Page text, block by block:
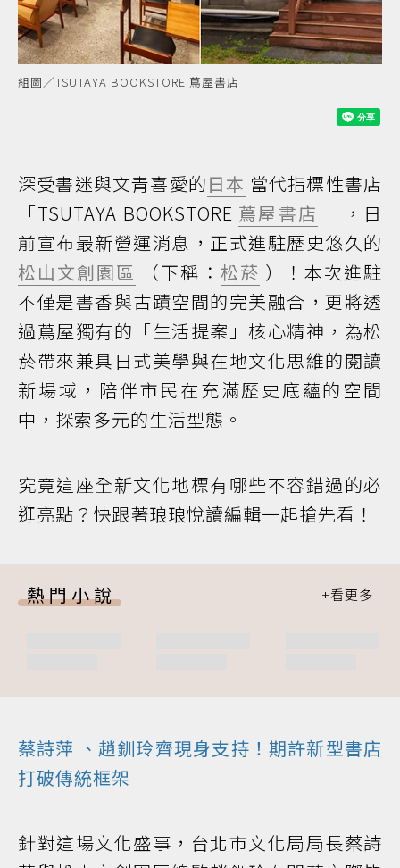
組圖／TSUTAYA BOOKSTORE 蔦屋書店
深受書迷與文青喜愛的日本 當代指標性書店
「TSUTAYA BOOKSTORE 蔦屋書店 」，日
前宣布最新營運消息，正式進駐歷史悠久的
松山文創園區
（下稱： 松菸 ）！本次進駐
不僅是書香與古蹟空間的完美融合，更將透
過蔦屋獨有的「生活提案」核心精神，為松
菸帶來兼具日式美學與在地文化思維的閱讀
新場域，陪伴市民在充滿歷史底蘊的空間
中，探索多元的生活型態。
究竟這座全新文化地標有哪些不容錯過的必
逛亮點？快跟著琅琅悅讀編輯一起搶先看！
熱門小說
蔡詩萍 、趙釧玲齊現身支持！期許新型書店
打破傳統框架
針對這場文化盛事，台北市文化局局長蔡詩